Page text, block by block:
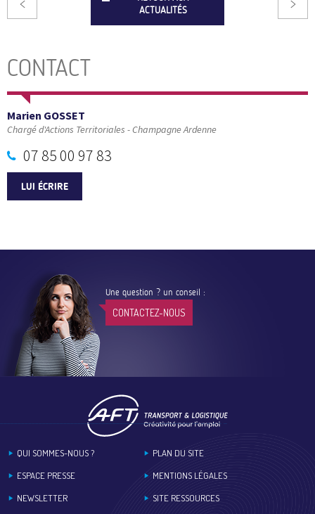
ACTUALITÉS
CONTACT
Marien GOSSET
Chargé d'Actions Territoriales - Champagne Ardenne
07 85 00 97 83
LUI ÉCRIRE
Une question ? un conseil :
CONTACTEZ-NOUS
QUI SOMMES-NOUS ?
ESPACE PRESSE
NEWSLETTER
PLAN DU SITE
MENTIONS LÉGALES
SITE RESSOURCES